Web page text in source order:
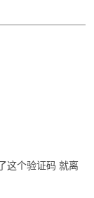
这个验证码 就离